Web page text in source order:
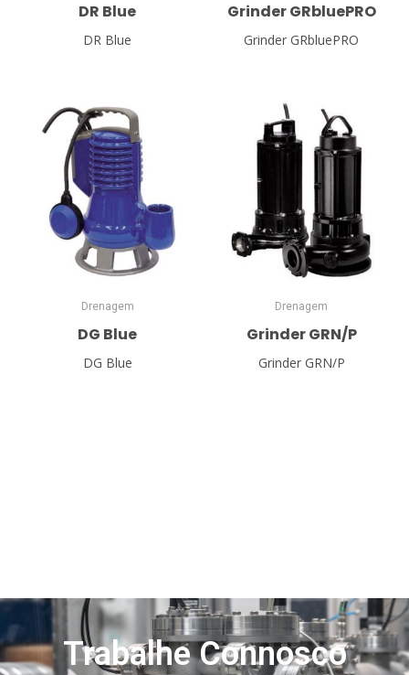
DR Blue
DR Blue
Grinder GRbluePRO
Grinder GRbluePRO
Drenagem
DG Blue
DG Blue
Drenagem
Grinder GRN/P
Grinder GRN/P
Trabalhe Connosco